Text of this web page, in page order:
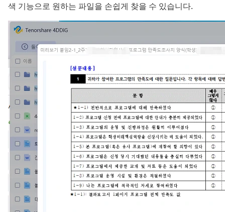
색 기능으로 원하는 파일을 손쉽게 찾을 수 있습니다.